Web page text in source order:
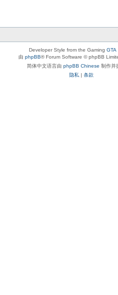
Developer Style from the Gaming GTA
由 phpBB® Forum Software © phpBB
简体中文语言由 phpBB Chinese 制作并
隐私 | 条款